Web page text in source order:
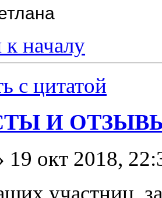
началу
с цитатой
И
19 окт 2018,
участниц,